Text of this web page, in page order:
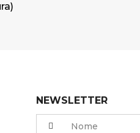
NEWSLETTER